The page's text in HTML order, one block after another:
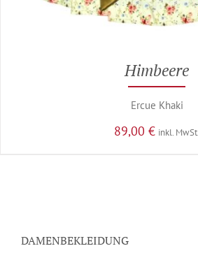
Himbeere
Ercue Khaki
89,00 € inkl. MwSt.
DAMENBEKLEIDUNG